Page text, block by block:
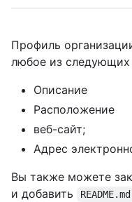
Профиль
любое из следующих
Описание
Расположение
веб-сайт;
Адрес
Вы также можете
и добавить
README.md